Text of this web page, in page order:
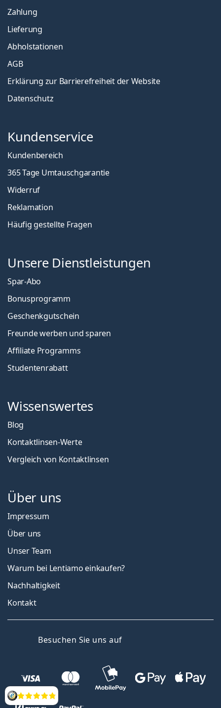
Bewertung
Zahlung
Lieferung
Abholstationen
AGB
Erklärung zur Barrierefreiheit der Website
Datenschutz
Kundenservice
Kundenbereich
365 Tage Umtauschgarantie
Widerruf
Reklamation
Häufig gestellte Fragen
Unsere Dienstleistungen
Spar-Abo
Bonusprogramm
Geschenkgutschein
Freunde werben und sparen
Affiliate Programms
Studentenrabatt
Wissenswertes
Blog
Kontaktlinsen-Werte
Vergleich von Kontaktlinsen
Über uns
Impressum
Über uns
Unser Team
Warum bei Lentiamo einkaufen?
Nachhaltigkeit
Kontakt
Besuchen Sie uns auf